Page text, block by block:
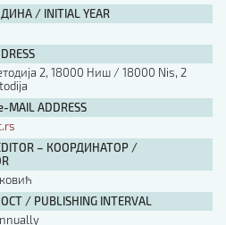
/ INITIAL YEAR
2, 18000 Ниш / 18000 Nis, 2
ADDRESS
– КООРДИНАТОР /
/ PUBLISHING INTERVAL